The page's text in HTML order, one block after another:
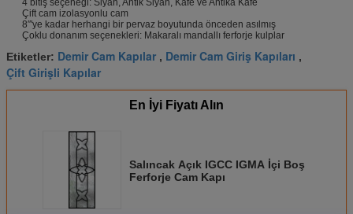
4 bitiş seçeneği: Siyah, Antik Siyah, Kafe ve Antika Kafe
Çift cam izolasyonlu cam
8″'ye kadar herhangi bir pervaz boyutunda önceden asılmış
Çoklu donanım seçenekleri: Makaralı mandallı ferforje kulplar
Etiketler: Demir Cam Kapılar , Demir Cam Giriş Kapıları ,
Çift Girişli Kapılar
En İyi Fiyatı Alın
Salıncak Açık IGCC IGMA İçi Boş
Ferforje Cam Kapı